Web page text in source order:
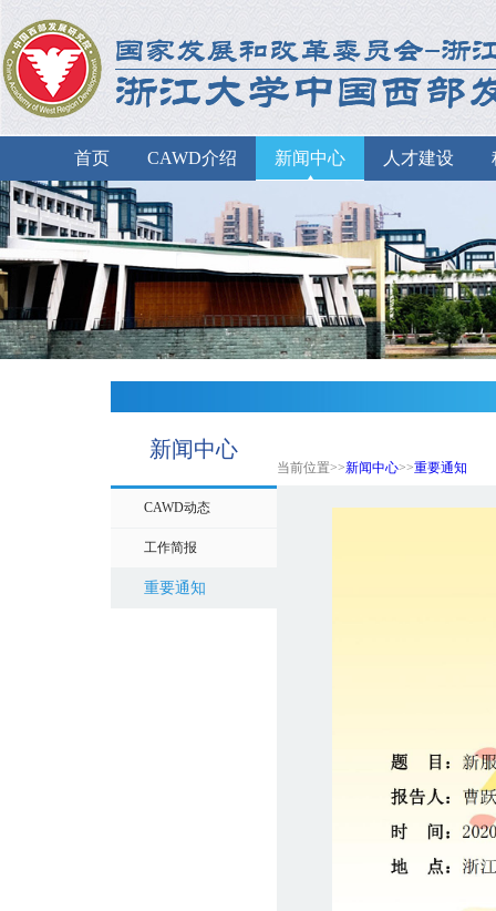
首页 CAWD介绍 新闻中心 人才建设
新闻中心
当前位置>>新闻中心>>重要通知
CAWD动态
工作简报
重要通知